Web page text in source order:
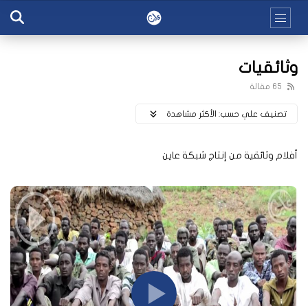
وثائقيات
65 مقالة
تصنيف علي حسب: اﻷكثر مشاهدة
أفلام وثائقية من إنتاج شبكة عاين